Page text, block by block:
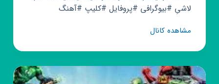
لاشیِ #بیوگرافی #پروفایل #کلیپ #آهنگ
مشاهده کانالکانال
🥀
_رُزِ
کَبود_